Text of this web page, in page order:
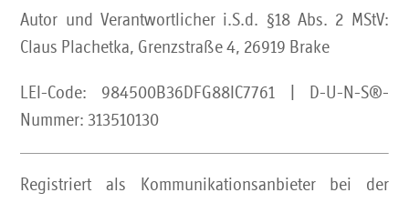
Autor und Verantwortlicher i.S.d. §18 Abs. 2 MStV:
Claus Plachetka, Grenzstraße 4, 26919 Brake
LEI-Code: 984500B36DFG88IC7761 | D-U-N-S®-
Nummer: 313510130
Registriert als Kommunikationsanbieter bei der